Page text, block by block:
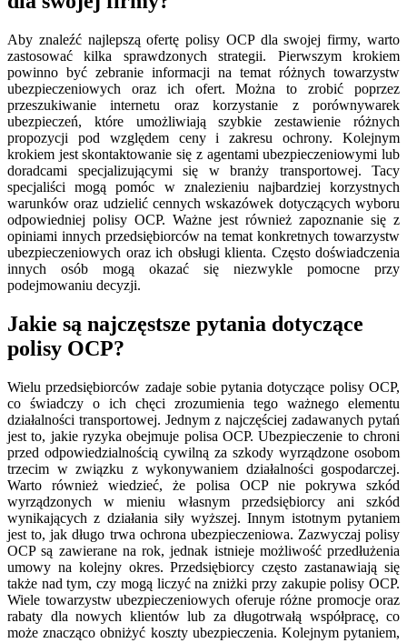
Aby znaleźć najlepszą ofertę polisy OCP dla swojej firmy, warto
zastosować kilka sprawdzonych strategii. Pierwszym krokiem
powinno być zebranie informacji na temat różnych towarzystw
ubezpieczeniowych oraz ich ofert. Można to zrobić poprzez
przeszukiwanie internetu oraz korzystanie z porównywarek
ubezpieczeń, które umożliwiają szybkie zestawienie różnych
propozycji pod względem ceny i zakresu ochrony. Kolejnym
krokiem jest skontaktowanie się z agentami ubezpieczeniowymi lub
doradcami specjalizującymi się w branży transportowej. Tacy
specjaliści mogą pomóc w znalezieniu najbardziej korzystnych
warunków oraz udzielić cennych wskazówek dotyczących wyboru
odpowiedniej polisy OCP. Ważne jest również zapoznanie się z
opiniami innych przedsiębiorców na temat konkretnych towarzystw
ubezpieczeniowych oraz ich obsługi klienta. Często doświadczenia
innych osób mogą okazać się niezwykle pomocne przy
podejmowaniu decyzji.
Jakie są najczęstsze pytania dotyczące
polisy OCP?
Wielu przedsiębiorców zadaje sobie pytania dotyczące polisy OCP,
co świadczy o ich chęci zrozumienia tego ważnego elementu
działalności transportowej. Jednym z najczęściej zadawanych pytań
jest to, jakie ryzyka obejmuje polisa OCP. Ubezpieczenie to chroni
przed odpowiedzialnością cywilną za szkody wyrządzone osobom
trzecim w związku z wykonywaniem działalności gospodarczej.
Warto również wiedzieć, że polisa OCP nie pokrywa szkód
wyrządzonych w mieniu własnym przedsiębiorcy ani szkód
wynikających z działania siły wyższej. Innym istotnym pytaniem
jest to, jak długo trwa ochrona ubezpieczeniowa. Zazwyczaj polisy
OCP są zawierane na rok, jednak istnieje możliwość przedłużenia
umowy na kolejny okres. Przedsiębiorcy często zastanawiają się
także nad tym, czy mogą liczyć na zniżki przy zakupie polisy OCP.
Wiele towarzystw ubezpieczeniowych oferuje różne promocje oraz
rabaty dla nowych klientów lub za długotrwałą współpracę, co
może znacząco obniżyć koszty ubezpieczenia. Kolejnym pytaniem,